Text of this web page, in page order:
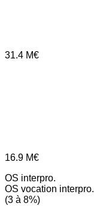
31.4 M€
16.9 M€
OS interpro.
OS vocation interpro.
(3 à 8%)